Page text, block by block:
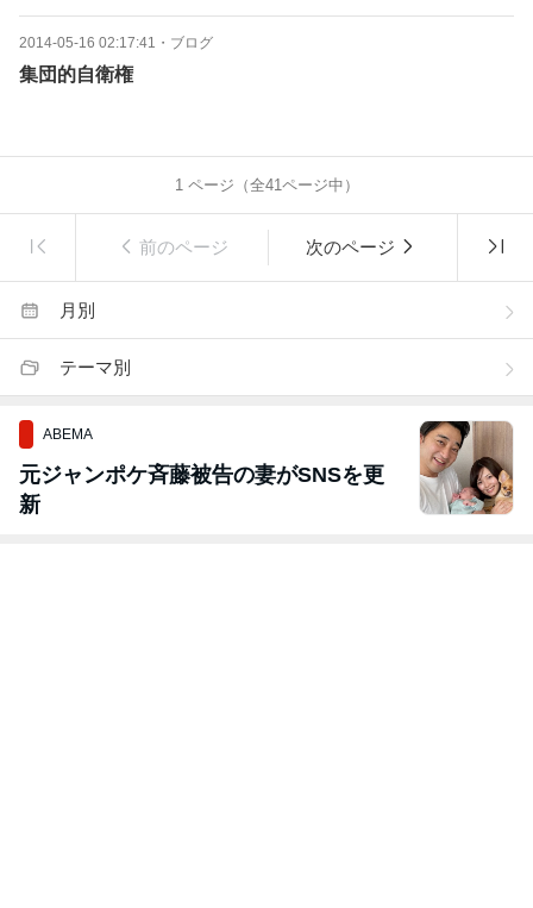
2014-05-16 02:17:41 ・ ブログ
集団的自衛権
1ページ（全41ページ中）
前のページ 次のページ
月別
テーマ別
ABEMA
元ジャンポケ斉藤被告の妻がSNSを更
新